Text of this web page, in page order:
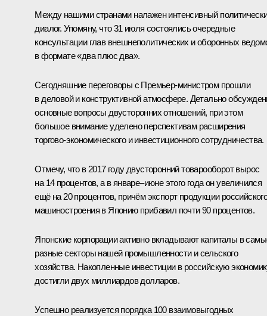
Между нашими странами налажен интенсивный
диалог. Упомяну, что 31 июля состоялись очередные
консультации глав внешнеполитических и оборонных
в формате «два плюс два».
Сегодняшние переговоры с Премьер-министром прошли
в деловой и конструктивной атмосфере. Детально
основные вопросы двусторонних отношений, при этом
большое внимание уделено перспективам расширения
торгово-экономического и инвестиционного сотрудничества.
Отмечу, что в 2017 году двусторонний товарооборот вырос
на 14 процентов, а в январе–июне этого года он увеличился
ещё на 20 процентов, причём экспорт продукции
машиностроения в Японию прибавил почти 90 процентов.
Японские корпорации активно вкладывают капиталы в
разные секторы нашей промышленности и сельского
хозяйства. Накопленные инвестиции в российскую
достигли двух миллиардов долларов.
Успешно реализуется порядка 100 взаимовыгодных